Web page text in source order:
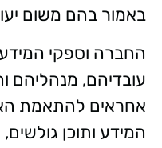
באמור בהם משום
החברה וספקי
עובדיהם, מנהליהם
אחראים להתאמת
המידע ותוכן